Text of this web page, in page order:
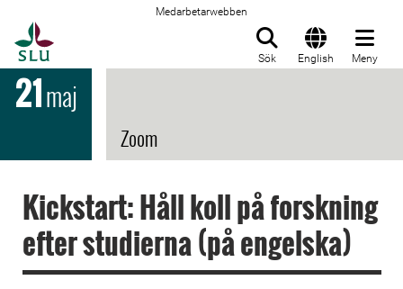
Medarbetarwebben
Sök English Meny
21maj
Zoom
Kickstart: Håll koll på forskning
efter studierna (på engelska)